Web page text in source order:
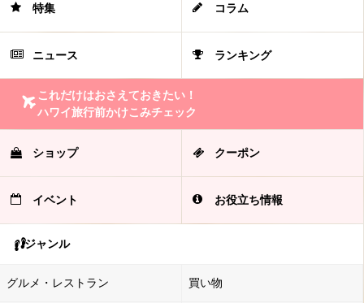
特集 コラム
ニュース ランキング
これだけはおさえておきたい！
ハワイ旅行前かけこみチェック
ショップ クーポン
イベント お役立ち情報
ジャンル
グルメ・レストラン 買い物